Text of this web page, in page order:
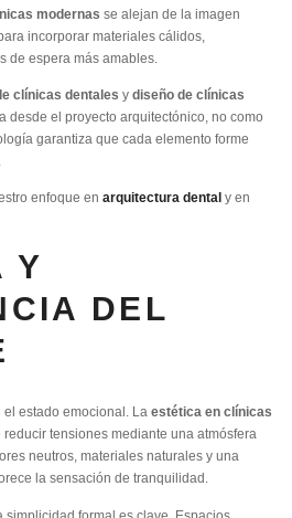
modernas se alejan de la imagen
incorporar materiales cálidos,
de espera más amables.
clínicas dentales y diseño de clínicas
desde el proyecto arquitectónico, no como
garantiza que cada elemento forme
enfoque en arquitectura dental y en
Y
DEL
el estado emocional. La estética en clínicas
tensiones mediante una atmósfera
neutros, materiales naturales y una
la sensación de tranquilidad.
simplicidad formal es clave. Espacios